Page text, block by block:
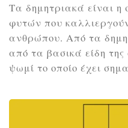
Τα δημητριακά είναι η
φυτών που
ανθρώπου. Από τα
από τα βασικά είδη
ψωμί το οποίο έχει